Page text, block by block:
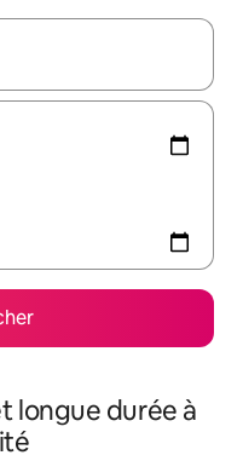
les flèches vers le
longue durée à